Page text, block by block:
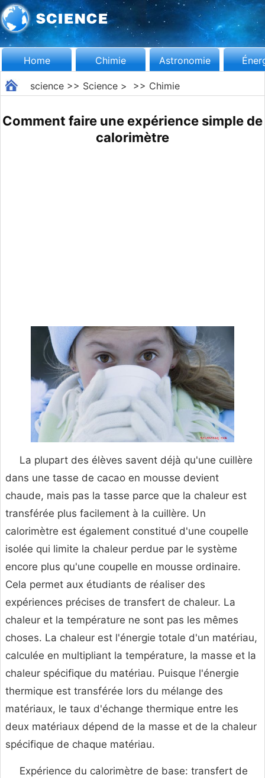
Home Chimie Astronomie
science>> Science> >> Chimie
Comment faire une expérience simple de
calorimètre
La plupart des élèves savent déjà qu'une cuillère
dans une tasse de cacao en mousse devient
chaude, mais pas la tasse parce que la chaleur est
transférée plus facilement à la cuillère. Un
calorimètre est également constitué d'une coupelle
isolée qui limite la chaleur perdue par le système
encore plus qu'une coupelle en mousse ordinaire.
Cela permet aux étudiants de réaliser des
expériences précises de transfert de chaleur. La
chaleur et la température ne sont pas les mêmes
choses. La chaleur est l'énergie totale d'un matériau,
calculée en multipliant la température, la masse et la
chaleur spécifique du matériau. Puisque l'énergie
thermique est transférée lors du mélange des
matériaux, le taux d'échange thermique entre les
deux matériaux dépend de la masse et de la chaleur
spécifique de chaque matériau.
Expérience du calorimètre de base: transfert de